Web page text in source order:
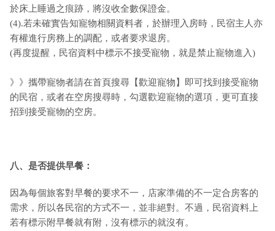
於床上睡過之痕跡，將沒收全數保證金。
(4).若未確實告知寵物相關資料者，於辦理入房時，民宿主人亦
有權進行房務上的調配，或者要求退房。
(再度提醒，民宿資料中標示不接受寵物，就是禁止寵物進入)
》》攜帶寵物者請在首頁搜尋【歡迎寵物】即可找到接受寵物
的民宿，或者在空房搜尋時，勾選歡迎寵物的選項，更可直接
招到接受寵物的空房。
八、是否提供早餐：
因為每個旅客對早餐的要求不一，店家準備的不一定合房客的
需求，所以各民宿的方式不一，並非絕對。不過，民宿資料上
若有標示附早餐就有附，沒有標示的就沒有。